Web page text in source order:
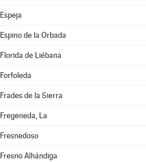
Espeja
Espino de la Orbada
Florida de Liébana
Forfoleda
Frades de la Sierra
Fregeneda, La
Fresnedoso
Fresno Alhándiga